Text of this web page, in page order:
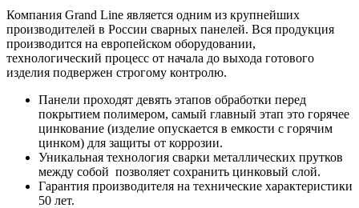
Компания Grand Line является одним из крупнейших
производителей в России сварных панелей. Вся продукция
производится на европейском оборудовании,
технологический процесс от начала до выхода готового
изделия подвержен строгому контролю.
Панели проходят девять этапов обработки перед
покрытием полимером, самый главный этап это горячее
цинкование (изделие опускается в емкости с горячим
цинком) для защиты от коррозии.
Уникальная технология сварки металлических прутков
между собой позволяет сохранить цинковый слой.
Гарантия производителя на технические характеристики
50 лет.